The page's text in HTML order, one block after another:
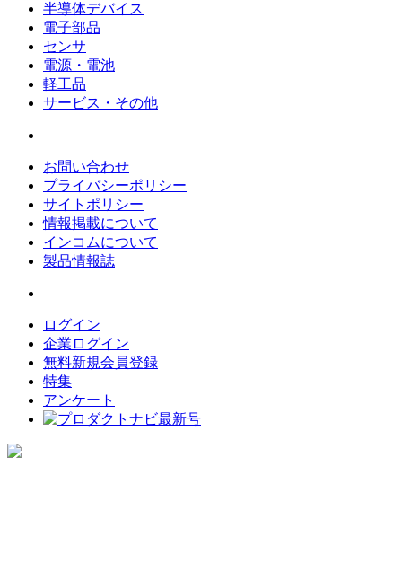
半導体デバイス
電子部品
センサ
電源・電池
軽工品
サービス・その他
お問い合わせ
プライバシーポリシー
サイトポリシー
情報掲載について
インコムについて
製品情報誌
ログイン
企業ログイン
無料新規会員登録
特集
アンケート